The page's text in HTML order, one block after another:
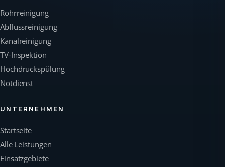
Rohrreinigung
Abflussreinigung
Kanalreinigung
TV-Inspektion
Hochdruckspülung
Notdienst
UNTERNEHMEN
Startseite
Alle Leistungen
Einsatzgebiete